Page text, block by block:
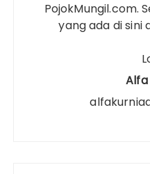
PojokMungil.com.
yang ada di
Alfa